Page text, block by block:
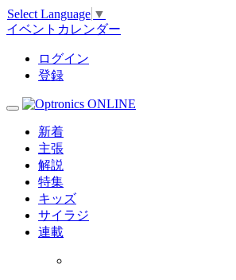
Select Language ▼
イベントカレンダー
ログイン
登録
新着
主張
解説
特集
キッズ
サイラジ
連載